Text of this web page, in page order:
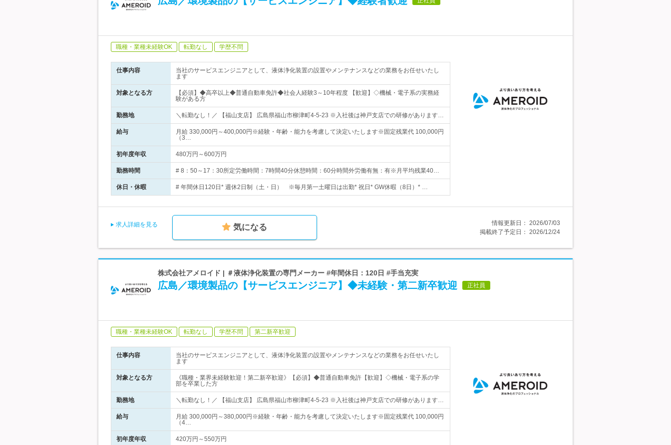
職種・業種未経験OK 転勤なし 学歴不問
仕事内容
当社のサービスエンジニアとして、液体浄化装置の設置やメンテナンスなどの業務をお任せいたし
ます
対象となる方
【必須】◆高卒以上◆普通自動車免許◆社会人経験3～10年程度 【歓迎】◇機械・電子系の実務経
験がある方
勤務地 ＼転勤なし！／ 【福山支店】 広島県福山市柳津町4-5-23 ※入社後は神戸支店での研修があります…
給与
月給 330,000円～400,000円※経験・年齢・能力を考慮して決定いたします※固定残業代 100,000円
（3…
初年度年収 480万円～600万円
勤務時間 # 8：50～17：30所定労働時間：7時間40分休憩時間：60分時間外労働有無：有※月平均残業40…
休日・休暇 # 年間休日120日* 週休2日制（土・日） ※毎月第一土曜日は出勤* 祝日* GW休暇（8日）* …
求人詳細を見る 気になる 情報更新日： 2026/07/03
掲載終了予定日： 2026/12/24
株式会社アメロイド | ＃液体浄化装置の専門メーカー #年間休日：120日 #手当充実
広島／環境製品の【サービスエンジニア】◆未経験・第二新卒歓迎 正社員
職種・業種未経験OK 転勤なし 学歴不問 第二新卒歓迎
仕事内容
当社のサービスエンジニアとして、液体浄化装置の設置やメンテナンスなどの業務をお任せいたし
ます
対象となる方
《職種・業界未経験歓迎！第二新卒歓迎》【必須】◆普通自動車免許【歓迎】◇機械・電子系の学
部を卒業した方
勤務地 ＼転勤なし！／ 【福山支店】 広島県福山市柳津町4-5-23 ※入社後は神戸支店での研修があります…
給与
月給 300,000円～380,000円※経験・年齢・能力を考慮して決定いたします※固定残業代 100,000円
（4…
初年度年収 420万円～550万円